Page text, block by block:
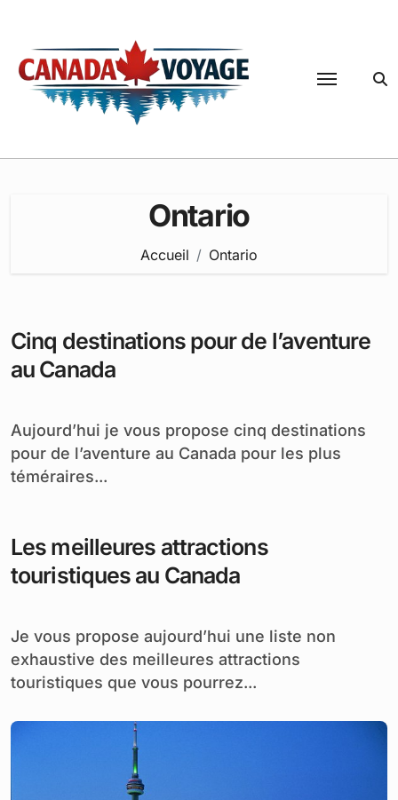
contenu
Ontario
Accueil Ontario
Cinq destinations pour de l’aventure
au Canada
Aujourd’hui je vous propose cinq destinations
pour de l’aventure au Canada pour les plus
téméraires...
Les meilleures attractions
touristiques au Canada
Je vous propose aujourd’hui une liste non
exhaustive des meilleures attractions
touristiques que vous pourrez...